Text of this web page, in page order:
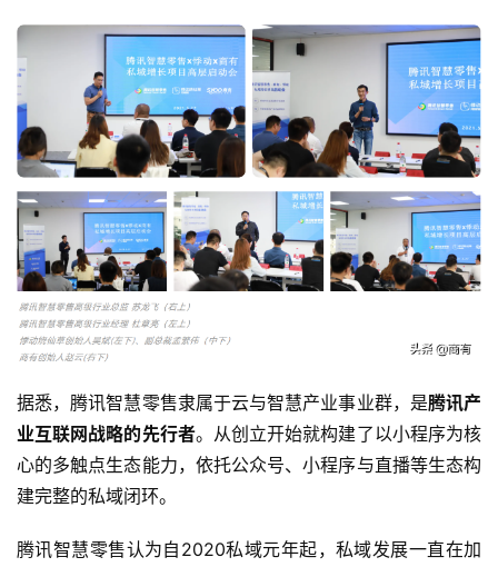
据悉，腾讯智慧零售隶属于云与智慧产业事业群，是腾讯产
业互联网战略的先行者。从创立开始就构建了以小程序为核
心的多触点生态能力，依托公众号、小程序与直播等生态构
建完整的私域闭环。
腾讯智慧零售认为自2020私域元年起，私域发展一直在加